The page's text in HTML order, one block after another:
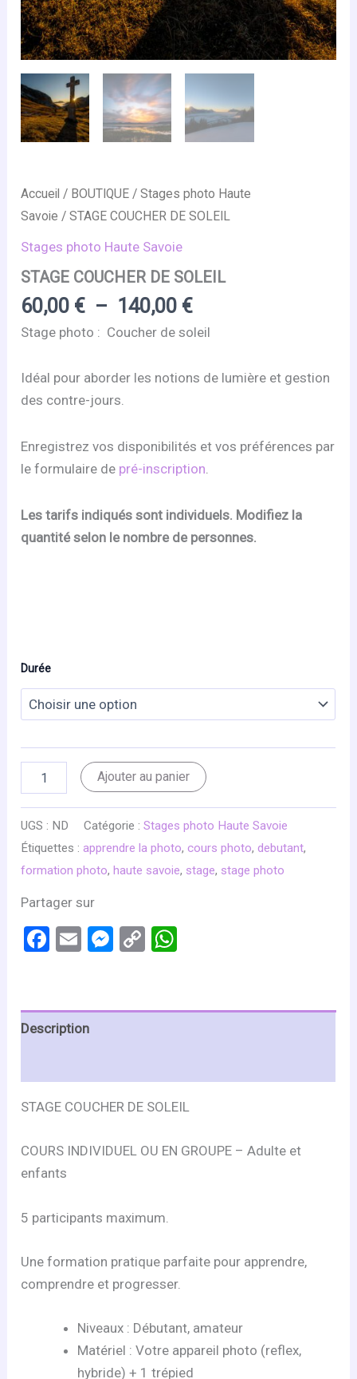
Accueil / BOUTIQUE /Stages photo Haute
Savoie / STAGE COUCHER DE SOLEIL
Stages photo Haute Savoie
STAGE COUCHER DE SOLEIL
60,00 € – 140,00 €Plage
de
60,00 €
Stage photo : Coucher de soleil
Idéal pour aborder les notions de lumière et gestion
des contre-jours.
Enregistrez vos disponibilités et vos préférences par
le formulaire de pré-inscription.
Les tarifs indiqués sont individuels. Modifiez la
quantité selon le nombre de personnes.
Durée
DE
SOLEIL
Ajouter au panier
UGS : ND Catégorie :Stages photo Haute Savoie
Étiquettes :apprendre la photo,cours photo,debutant,
formation photo,haute savoie, stage, stage photo
Partager sur
Facebook
EmailMessenger
Copy
Description
STAGE COUCHER DE SOLEIL
COURS INDIVIDUEL OU EN GROUPE – Adulte et
enfants
5 participants maximum.
Une formation pratique parfaite pour apprendre,
comprendre et progresser.
Niveaux : Débutant, amateur
Matériel : Votre appareil photo (reflex,
hybride) + 1 trépied